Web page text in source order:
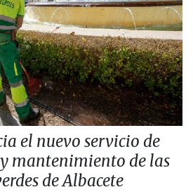
el nuevo servicio de
mantenimiento de las
de Albacete